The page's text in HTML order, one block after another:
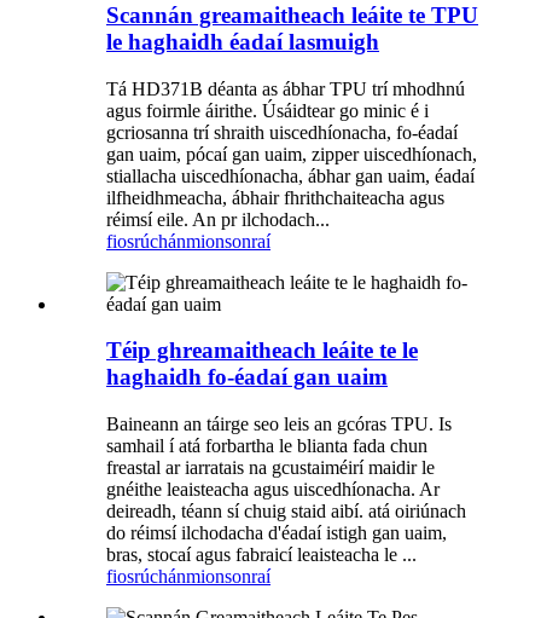
Scannán greamaitheach leáite te TPU
le haghaidh éadaí lasmuigh
Tá HD371B déanta as ábhar TPU trí mhodhnú
agus foirmle áirithe. Úsáidtear go minic é i
gcriosanna trí shraith uiscedhíonacha, fo-éadaí
gan uaim, pócaí gan uaim, zipper uiscedhíonach,
stiallacha uiscedhíonacha, ábhar gan uaim, éadaí
ilfheidhmeacha, ábhair fhrithchaiteacha agus
réimsí eile. An pr ilchodach...
fiosrúchánmionsonraí
Téip ghreamaitheach leáite te le
haghaidh fo-éadaí gan uaim
Baineann an táirge seo leis an gcóras TPU. Is
samhail í atá forbartha le blianta fada chun
freastal ar iarratais na gcustaiméirí maidir le
gnéithe leaisteacha agus uiscedhíonacha. Ar
deireadh, téann sí chuig staid aibí. atá oiriúnach
do réimsí ilchodacha d'éadaí istigh gan uaim,
bras, stocaí agus fabraicí leaisteacha le ...
fiosrúchánmionsonraí